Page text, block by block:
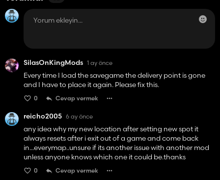
SilasOnKingMods 1 ay önce
Every time I load the savegame the delivery point is gone
and I have to place it again. Please fix this.
0 Cevap vermek
reicho2005 6 ay önce
any idea why my new location after setting new spot it
always resets after i exit out of a game and come back
in...everymap..unsure if its another issue with another mod
unless anyone knows which one it could be.thanks
0 Cevap vermek